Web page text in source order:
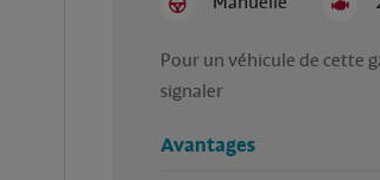
Pour un véhicule de cette
signaler
Avantages